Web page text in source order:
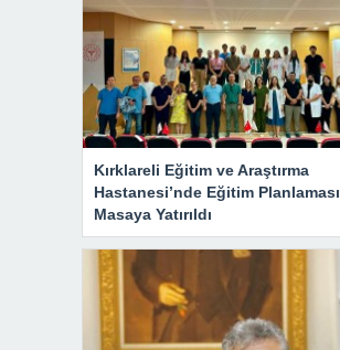
Kırklareli Eğitim ve Araştırma
Hastanesi’nde Eğitim Planlaması
Masaya Yatırıldı